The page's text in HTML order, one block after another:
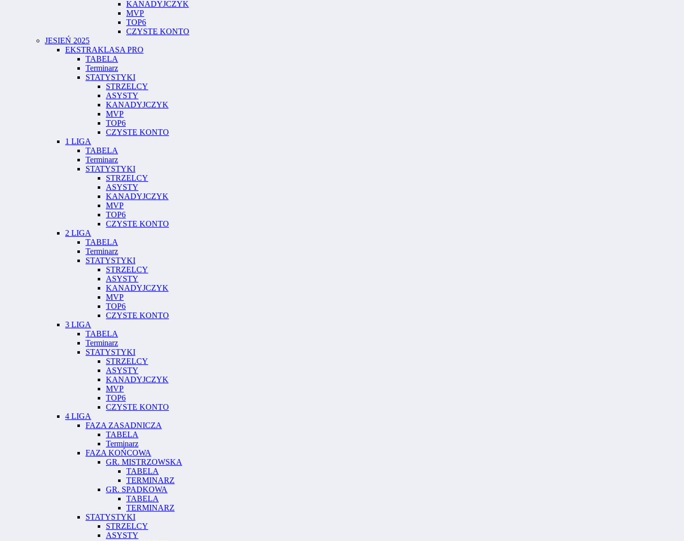
KANADYJCZYK
MVP
TOP6
CZYSTE KONTO
JESIEŃ 2025
EKSTRAKLASA PRO
TABELA
Terminarz
STATYSTYKI
STRZELCY
ASYSTY
KANADYJCZYK
MVP
TOP6
CZYSTE KONTO
1 LIGA
TABELA
Terminarz
STATYSTYKI
STRZELCY
ASYSTY
KANADYJCZYK
MVP
TOP6
CZYSTE KONTO
2 LIGA
TABELA
Terminarz
STATYSTYKI
STRZELCY
ASYSTY
KANADYJCZYK
MVP
TOP6
CZYSTE KONTO
3 LIGA
TABELA
Terminarz
STATYSTYKI
STRZELCY
ASYSTY
KANADYJCZYK
MVP
TOP6
CZYSTE KONTO
4 LIGA
FAZA ZASADNICZA
TABELA
Terminarz
FAZA KOŃCOWA
GR. MISTRZOWSKA
TABELA
TERMINARZ
GR. SPADKOWA
TABELA
TERMINARZ
STATYSTYKI
STRZELCY
ASYSTY